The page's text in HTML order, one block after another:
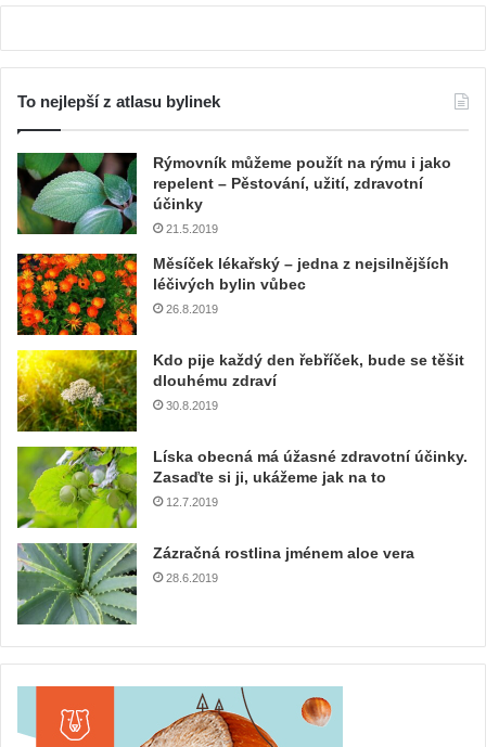
To nejlepší z atlasu bylinek
Rýmovník můžeme použít na rýmu i jako
repelent – Pěstování, užití, zdravotní
účinky
21.5.2019
Měsíček lékařský – jedna z nejsilnějších
léčivých bylin vůbec
26.8.2019
Kdo pije každý den řebříček, bude se těšit
dlouhému zdraví
30.8.2019
Líska obecná má úžasné zdravotní účinky.
Zasaďte si ji, ukážeme jak na to
12.7.2019
Zázračná rostlina jménem aloe vera
28.6.2019